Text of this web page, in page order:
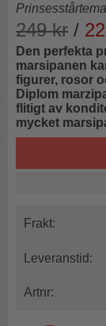
249kr /
Den perfekta
marsipanen
figurer, rosor
Diplom
flitigt av
mycket
Frakt:
Leveranstid:
Artnr: